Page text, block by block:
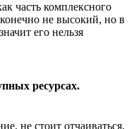
часть комплексного
не высокий, но в
его нельзя
ресурсах.
не стоит отчаиваться,